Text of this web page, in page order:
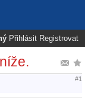
Přihlásit Registrovat
#1